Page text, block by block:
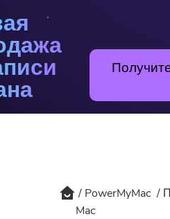
Популярные
PowerMyMac
Mac